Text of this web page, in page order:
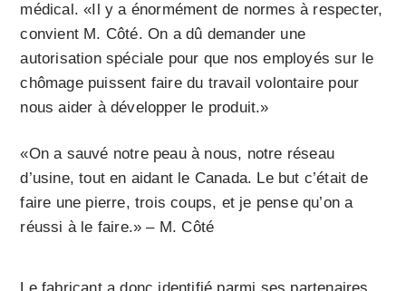
médical. «Il y a énormément de normes à respecter,
convient M. Côté. On a dû demander une
autorisation spéciale pour que nos employés sur le
chômage puissent faire du travail volontaire pour
nous aider à développer le produit.»
«On a sauvé notre peau à nous, notre réseau
d’usine, tout en aidant le Canada. Le but c’était de
faire une pierre, trois coups, et je pense qu’on a
réussi à le faire.» – M. Côté